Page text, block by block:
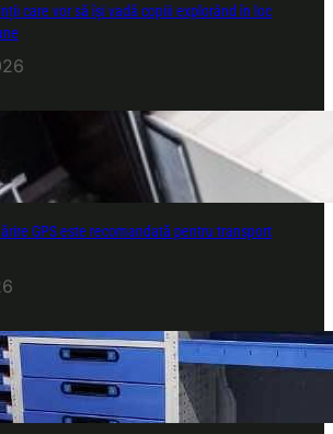
care vor să își vadă copiii explorând în loc
GPS este recomandată pentru transport